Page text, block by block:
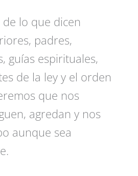
de lo que dicen
padres,
guías espirituales,
de la ley y el orden
que nos
agredan y nos
aunque sea